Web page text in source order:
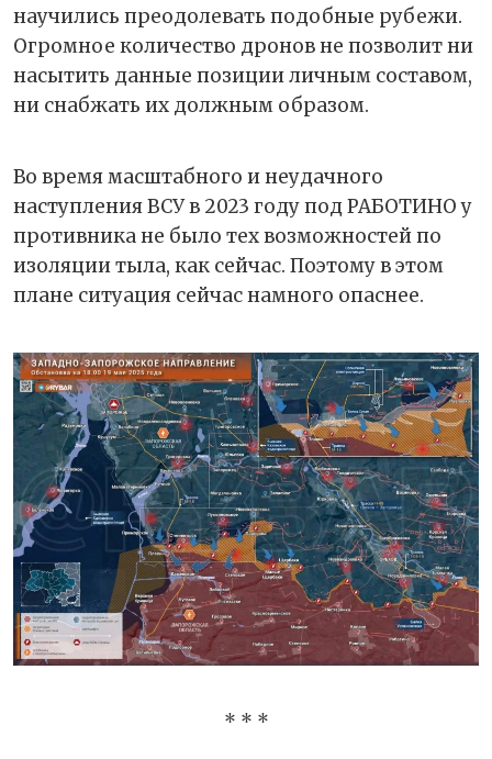
научились преодолевать подобные рубежи.
Огромное количество дронов не позволит ни
насытить данные позиции личным составом,
ни снабжать их должным образом.
Во время масштабного и неудачного
наступления ВСУ в 2023 году под РАБОТИНО у
противника не было тех возможностей по
изоляции тыла, как сейчас. Поэтому в этом
плане ситуация сейчас намного опаснее.
* * *